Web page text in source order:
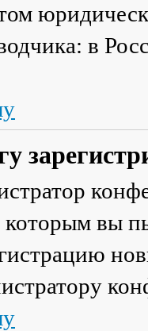
в
вы